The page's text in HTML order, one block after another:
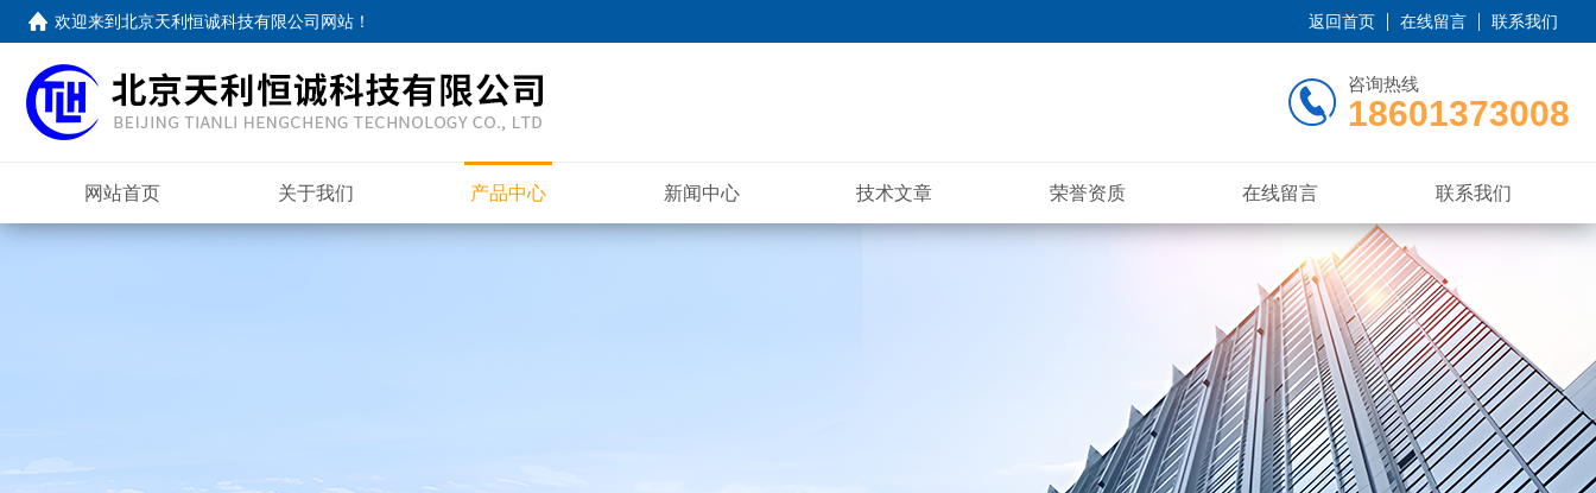
欢迎来到北京天利恒诚科技有限公司网站 ！ 返回首页 在线留言 联系我们
咨询热线
18601373008
网站首页 关于我们 产品中心 新闻中心 技术文章 荣誉资质 在线留言 联系我们